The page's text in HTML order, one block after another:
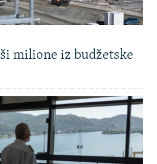
milione iz budžetske